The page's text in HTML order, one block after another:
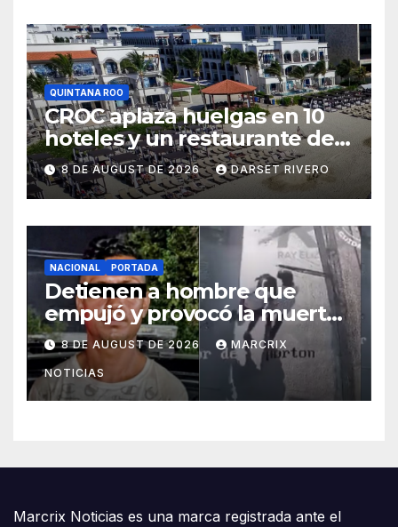
QUINTANA ROO
CROC aplaza huelgas en 10
hoteles y un restaurante de
Quintana Roo
8 DE AUGUST DE 2026 DARSET RIVERO
NACIONAL PORTADA
Detienen a hombre que
empujó y provocó la muerte
de un abuelito en Monterrey
8 DE AUGUST DE 2026 MARCRIX
NOTICIAS
Marcrix Noticias es una marca registrada ante el